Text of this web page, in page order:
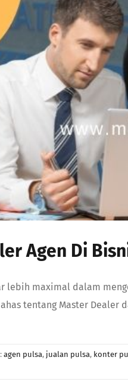
Agen Di
lebih maximal dalam
tentang Master
agen pulsa, jualan pulsa, konter